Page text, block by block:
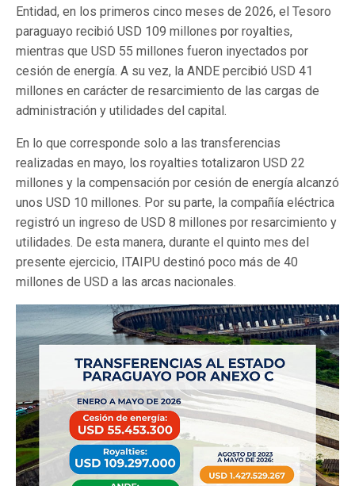
Entidad, en los primeros cinco meses de 2026, el Tesoro
paraguayo recibió USD 109 millones por royalties,
mientras que USD 55 millones fueron inyectados por
cesión de energía. A su vez, la ANDE percibió USD 41
millones en carácter de resarcimiento de las cargas de
administración y utilidades del capital.
En lo que corresponde solo a las transferencias
realizadas en mayo, los royalties totalizaron USD 22
millones y la compensación por cesión de energía alcanzó
unos USD 10 millones. Por su parte, la compañía eléctrica
registró un ingreso de USD 8 millones por resarcimiento y
utilidades. De esta manera, durante el quinto mes del
presente ejercicio, ITAIPU destinó poco más de 40
millones de USD a las arcas nacionales.